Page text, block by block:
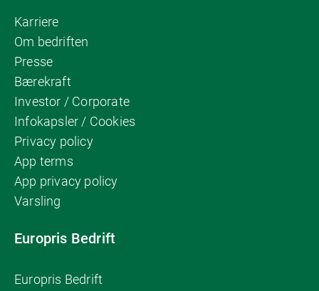
Karriere
Om bedriften
Presse
Bærekraft
Investor / Corporate
Infokapsler / Cookies
Privacy policy
App terms
App privacy policy
Varsling
Europris Bedrift
Europris Bedrift